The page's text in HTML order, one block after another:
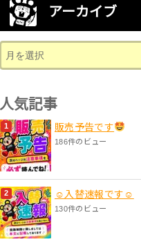
アーカイブ
人気記事
販売予告です
186件のビュー
☺入替速報です☺
130件のビュー